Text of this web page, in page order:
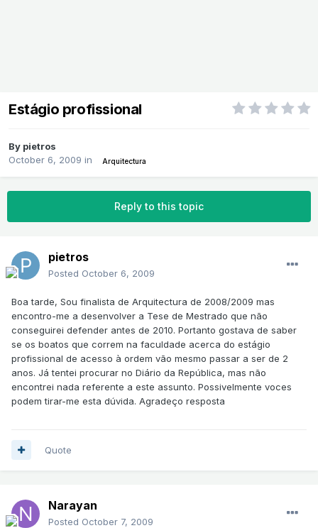
Estágio profissional
By pietros
October 6, 2009 in Arquitectura
Reply to this topic
pietros
Posted October 6, 2009
Boa tarde, Sou finalista de Arquitectura de 2008/2009 mas
encontro-me a desenvolver a Tese de Mestrado que não
conseguirei defender antes de 2010. Portanto gostava de saber
se os boatos que correm na faculdade acerca do estágio
profissional de acesso à ordem vão mesmo passar a ser de 2
anos. Já tentei procurar no Diário da República, mas não
encontrei nada referente a este assunto. Possivelmente voces
podem tirar-me esta dúvida. Agradeço resposta
Quote
Narayan
Posted October 7, 2009